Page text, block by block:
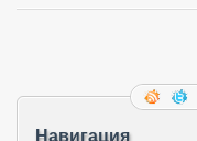
Навигация